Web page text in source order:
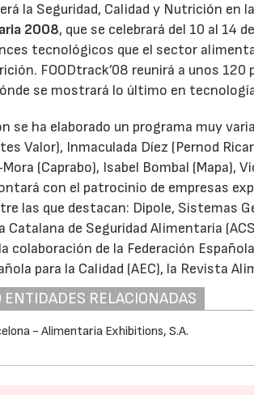
la Seguridad, Calidad y Nutrición en
2008, que se celebrará del 10 al 14
tecnológicos que el sector
FOODtrack’08 reunirá a unos
se mostrará lo último en
se ha elaborado un programa muy
Valor), Inmaculada Díez (Pernod
(Caprabo), Isabel Bombal (Mapa),
con el patrocinio de empresas
las que destacan: Dipole, Sistemas
Catalana de Seguridad Alimentaria
colaboración de la Federación
para la Calidad (AEC), la Revista
ENTIDADES RELACIONADAS
- Alimentaria Exhibitions, S.A.